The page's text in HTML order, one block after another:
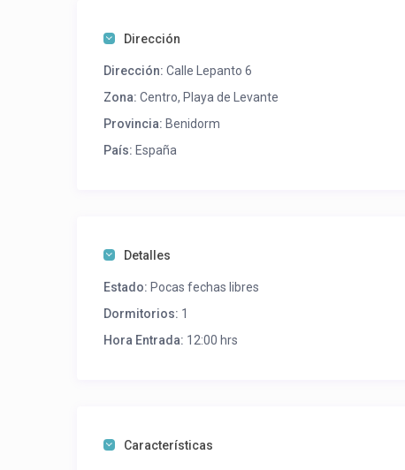
Dirección
Dirección: Calle Lepanto 6
Zona: Centro, Playa de Levante
Provincia: Benidorm
País: España
Detalles
Estado: Pocas fechas libres
Dormitorios: 1
Hora Entrada: 12:00 hrs
Características